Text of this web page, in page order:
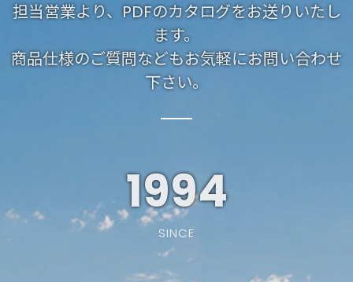
担当営業より、PDFのカタログをお送りいたし
ます。
商品仕様のご質問などもお気軽にお問い合わせ
下さい。
1994
SINCE